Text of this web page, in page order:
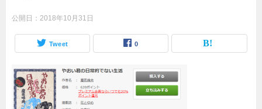
公開日： 2018年10月31日
Tweet 0